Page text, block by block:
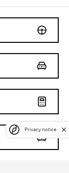
Privacy notice